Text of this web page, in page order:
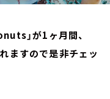
」が1ヶ月間、
ますので是非チェッ